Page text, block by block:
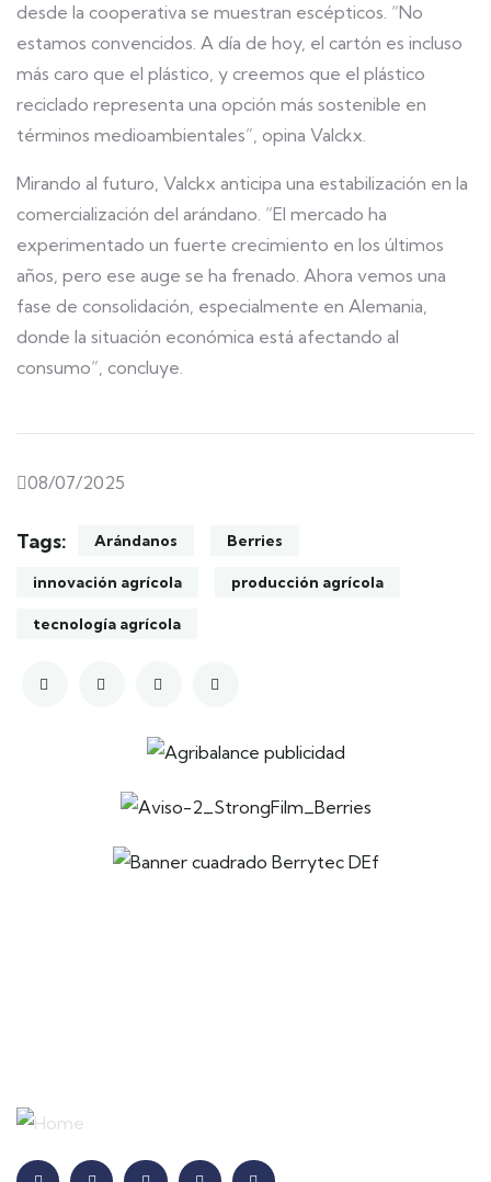
desde la cooperativa se muestran escépticos. “No
estamos convencidos. A día de hoy, el cartón es incluso
más caro que el plástico, y creemos que el plástico
reciclado representa una opción más sostenible en
términos medioambientales”, opina Valckx.
Mirando al futuro, Valckx anticipa una estabilización en la
comercialización del arándano. “El mercado ha
experimentado un fuerte crecimiento en los últimos
años, pero ese auge se ha frenado. Ahora vemos una
fase de consolidación, especialmente en Alemania,
donde la situación económica está afectando al
consumo”, concluye.
08/07/2025
Tags: Arándanos Berries
innovación agrícola producción agrícola
tecnología agrícola